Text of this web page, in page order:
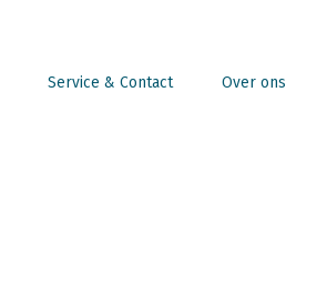
Service & Contact Over ons